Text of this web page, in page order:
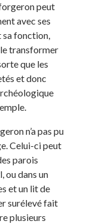
peut
avec ses
sa fonction,
le transformer
que les
et donc
n’a pas pu
Celui-ci peut
parois
ou dans un
et un lit de
surélevé fait
plusieurs